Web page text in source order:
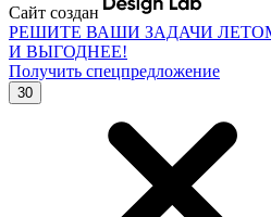
Сайт создан
РЕШИТЕ ВАШИ ЗАДАЧИ
И ВЫГОДНЕЕ!
Получить спецпредложение
30